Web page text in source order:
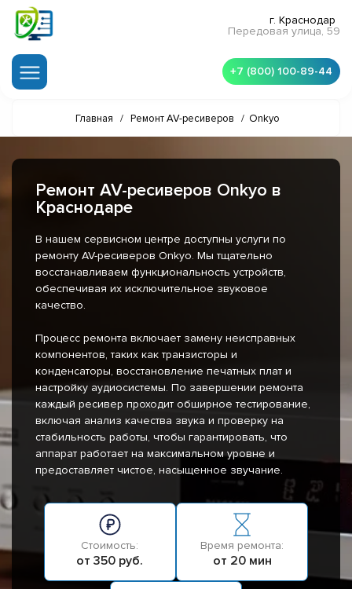
г. Краснодар
Передовая улица, 59
+7 (800) 100-89-44
Главная / Ремонт AV-ресиверов / Onkyo
Ремонт AV-ресиверов Onkyo в
Краснодаре
В нашем сервисном центре доступны услуги по
ремонту AV-ресиверов Onkyo. Мы тщательно
восстанавливаем функциональность устройств,
обеспечивая их исключительное звуковое
качество.
Процесс ремонта включает замену неисправных
компонентов, таких как транзисторы и
конденсаторы, восстановление печатных плат и
настройку аудиосистемы. По завершении ремонта
каждый ресивер проходит обширное тестирование,
включая анализ качества звука и проверку на
стабильность работы, чтобы гарантировать, что
аппарат работает на максимальном уровне и
предоставляет чистое, насыщенное звучание.
Стоимость:
от 350 руб.
Время ремонта:
от 20 мин